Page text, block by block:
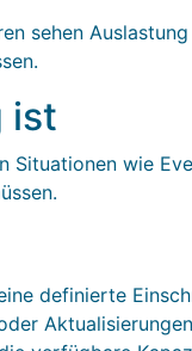
sehen
ist
wie
definierte